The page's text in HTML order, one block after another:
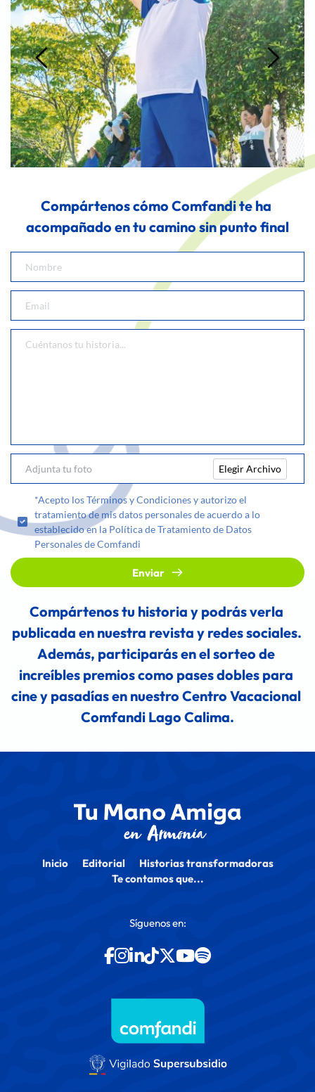
Compártenos cómo Comfandi te ha
acompañado en tu camino sin punto final
Adjunta tu foto Elegir Archivo
*Acepto los Términos y Condiciones y autorizo el
tratamiento de mis datos personales de acuerdo a lo
establecido en la Política de Tratamiento de Datos
Personales de Comfandi
Enviar
Compártenos tu historia y podrás verla
publicada en nuestra revista y redes sociales.
Además, participarás en el sorteo de
increíbles premios como pases dobles para
cine y pasadías en nuestro Centro Vacacional
Comfandi Lago Calima.
Inicio Editorial
Historias transformadoras
Te contamos que...
Síguenos en: